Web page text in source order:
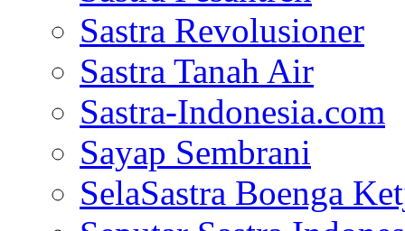
Sastra Revolusioner
Sastra Tanah Air
Sastra-Indonesia.com
Sayap Sembrani
SelaSastra Boenga